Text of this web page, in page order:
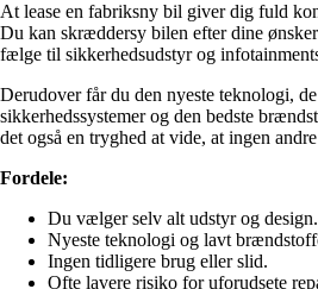
At lease en fabriksny bil giver dig fuld
Du kan skræddersy bilen efter dine
fælge til sikkerhedsudstyr og
Derudover får du den nyeste teknologi,
sikkerhedssystemer og den bedste
det også en tryghed at vide, at ingen
Fordele:
Du vælger selv alt udstyr og design.
Nyeste teknologi og lavt
Ingen tidligere brug eller slid.
Ofte lavere risiko for uforudsete